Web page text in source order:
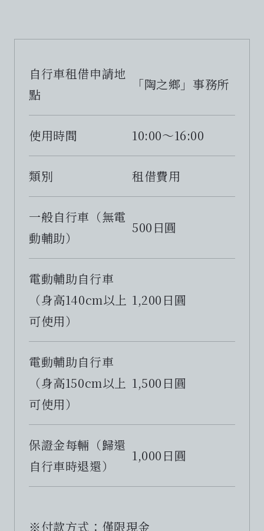
自行車租借申請地
點
「陶之鄉」事務所
使用時間 10:00～16:00
類別 租借費用
一般自行車（無電
動輔助）
500日圓
電動輔助自行車
（身高140cm以上
可使用）
1,200日圓
電動輔助自行車
（身高150cm以上
可使用）
1,500日圓
保證金每輛（歸還
自行車時退還）
1,000日圓
※付款方式：僅限現金